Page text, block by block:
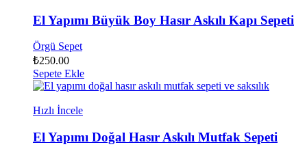
El Yapımı Büyük Boy Hasır Askılı Kapı Sepeti
Örgü Sepet
₺250.00
Sepete Ekle
Hızlı İncele
El Yapımı Doğal Hasır Askılı Mutfak Sepeti